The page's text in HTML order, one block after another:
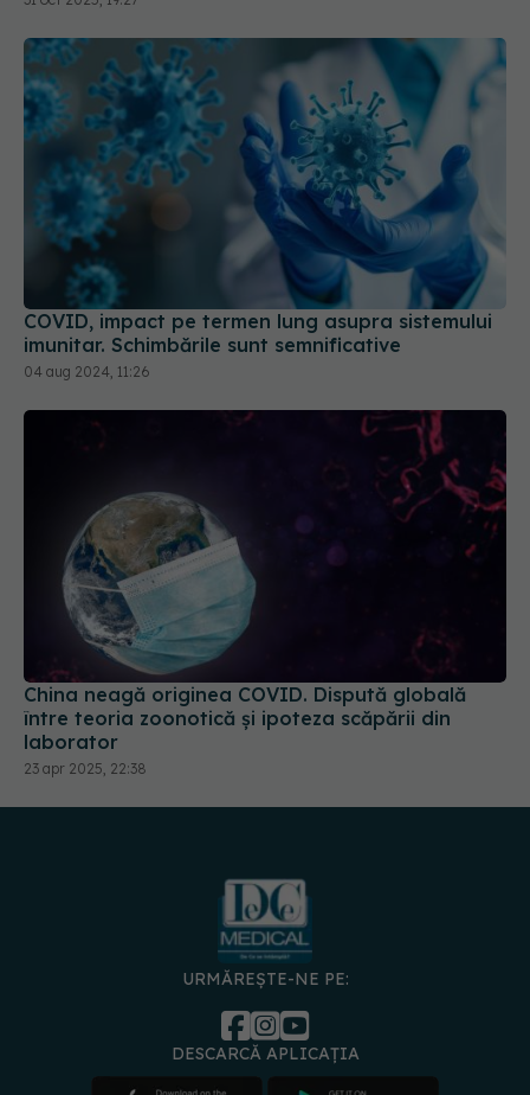
COVID, impact pe termen lung asupra sistemului
imunitar. Schimbările sunt semnificative
04 aug 2024, 11:26
China neagă originea COVID. Dispută globală
între teoria zoonotică și ipoteza scăpării din
laborator
23 apr 2025, 22:38
URMĂREȘTE-NE PE: